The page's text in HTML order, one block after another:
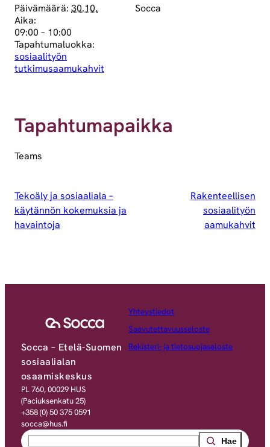
Päivämäärä: 30.10.
Aika:
09:00 – 10:00
Tapahtumaluokka:
sosiaalityön
tutkimusaamukahvit
Socca
Tapahtumapaikka
Teams
Tekoäly ja sosiaaliala –
käytännön kokemuksia ja
havaintoja
Rakenteellisen
sosiaalityön
aamukahvit
Socca – Etelä-Suomen
sosiaalialan
osaamiskeskus
PL 760, 00029 HUS
(Paciuksenkatu 25)
+358 (0) 50 375 0591
socca@hus.fi
Yhteystiedot
Saavutettavuusseloste
Rekisteri- ja tietosuojaseloste
Search